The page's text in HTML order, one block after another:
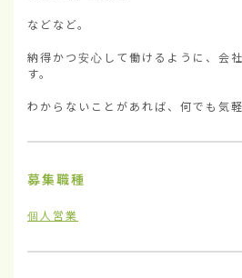
などなど。
納得かつ安心して働けるように、会
す。
わからないことがあれば、何でも気
募集職種
個人営業